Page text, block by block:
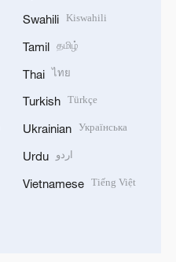
Swahili Kiswahili
Tamil தமிழ்
Thai ไทย
Turkish Türkçe
Ukrainian Українська
Urdu اردو
Vietnamese Tiếng Việt